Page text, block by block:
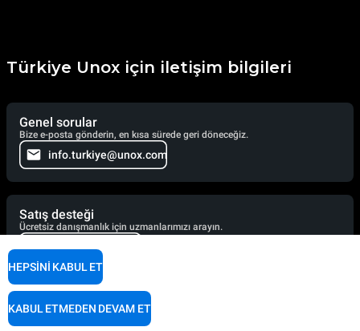
Türkiye Unox için iletişim bilgileri
Genel sorular
Bize e-posta gönderin, en kısa sürede geri döneceğiz.
info.turkiye@unox.com
Satış desteği
Ücretsiz danışmanlık için uzmanlarımızı arayın.
+90 530 176 62 03
Servis desteği
Teknisyenlerimiz yardıma hazır. Hemen arayın.
HEPSINI KABUL ET
KABUL ETMEDEN DEVAM ET